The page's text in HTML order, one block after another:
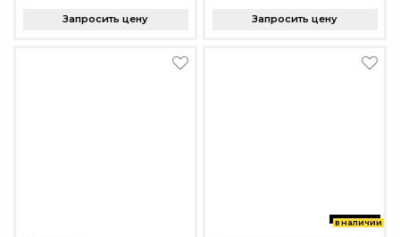
Запросить цену Запросить цену
в наличии